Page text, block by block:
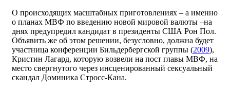
О происходящих масштабных приготовлениях – а именно
о планах МВФ по введению новой мировой валюты –на
днях предупредил кандидат в президенты США Рон Пол.
Объявить же об этом решении, безусловно, должна будет
участница конференции Бильдербергской группы (2009),
Кристин Лагард, которую возвели на пост главы МВФ, на
место свергнутого через инсценированный сексуальный
скандал Доминика Стросс-Кана.